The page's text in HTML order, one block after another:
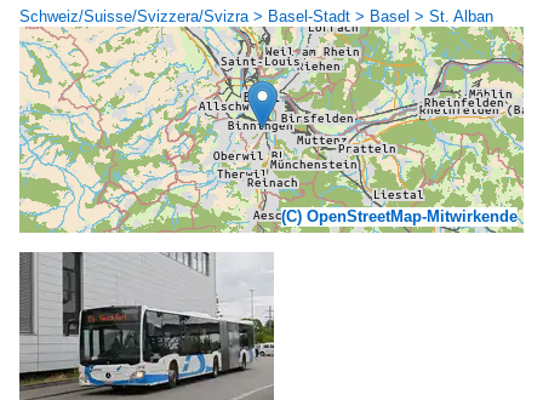
Schweiz/Suisse/Svizzera/Svizra > Basel-Stadt > Basel > St. Alban
(C) OpenStreetMap-Mitwirkende